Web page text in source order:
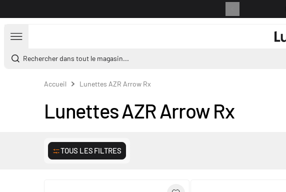
Rechercher dans tout le magasin...
Accueil Lunettes AZR Arrow Rx
Lunettes AZR Arrow Rx
TOUS LES FILTRES